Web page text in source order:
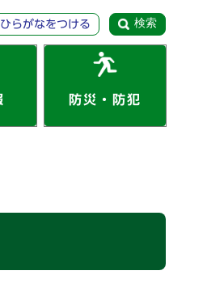
ひらがなをつける 検索
防災・防犯